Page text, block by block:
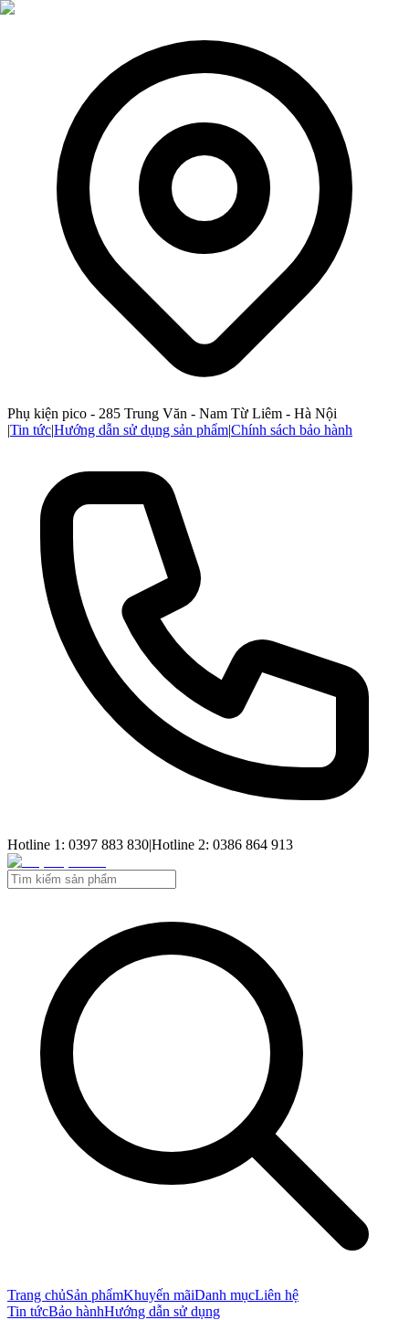
Phụ kiện pico - 285 Trung Văn - Nam Từ Liêm - Hà Nội
|Tin tức|Hướng dẫn sử dụng sản phẩm|Chính sách bảo hành
Hotline 1: 0397 883 830|Hotline 2: 0386 864 913
Trang chủSản phẩmKhuyến mãiDanh mụcLiên hệ
Tin tứcBảo hànhHướng dẫn sử dụng